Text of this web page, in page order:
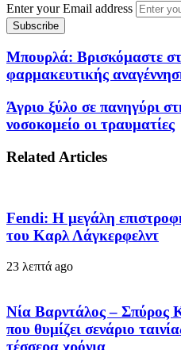
Enter your Email address
Μπουρλά: Βρισκόμαστε
φαρμακευτικής
Άγριο ξύλο σε πανηγύρι
νοσοκομείο οι τραυματίες
Related Articles
Fendi: Η μεγάλη
του Καρλ Λάγκερφελντ
23 λεπτά ago
Νία Βαρντάλος – Σπύρος
που θυμίζει σενάριο
τέσσερα χρόνια